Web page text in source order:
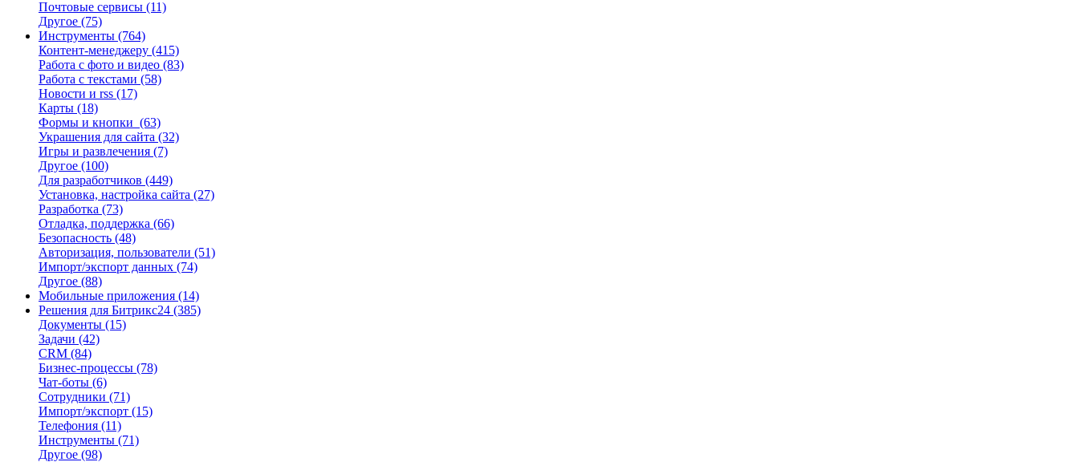
Почтовые сервисы (11)
Другое (75)
Инструменты (764)
Контент-менеджеру (415)
Работа с фото и видео (83)
Работа с текстами (58)
Новости и rss (17)
Карты (18)
Формы и кнопки (63)
Украшения для сайта (32)
Игры и развлечения (7)
Другое (100)
Для разработчиков (449)
Установка, настройка сайта (27)
Разработка (73)
Отладка, поддержка (66)
Безопасность (48)
Авторизация, пользователи (51)
Импорт/экспорт данных (74)
Другое (88)
Мобильные приложения (14)
Решения для Битрикс24 (385)
Документы (15)
Задачи (42)
CRM (84)
Бизнес-процессы (78)
Чат-боты (6)
Сотрудники (71)
Импорт/экспорт (15)
Телефония (11)
Инструменты (71)
Другое (98)